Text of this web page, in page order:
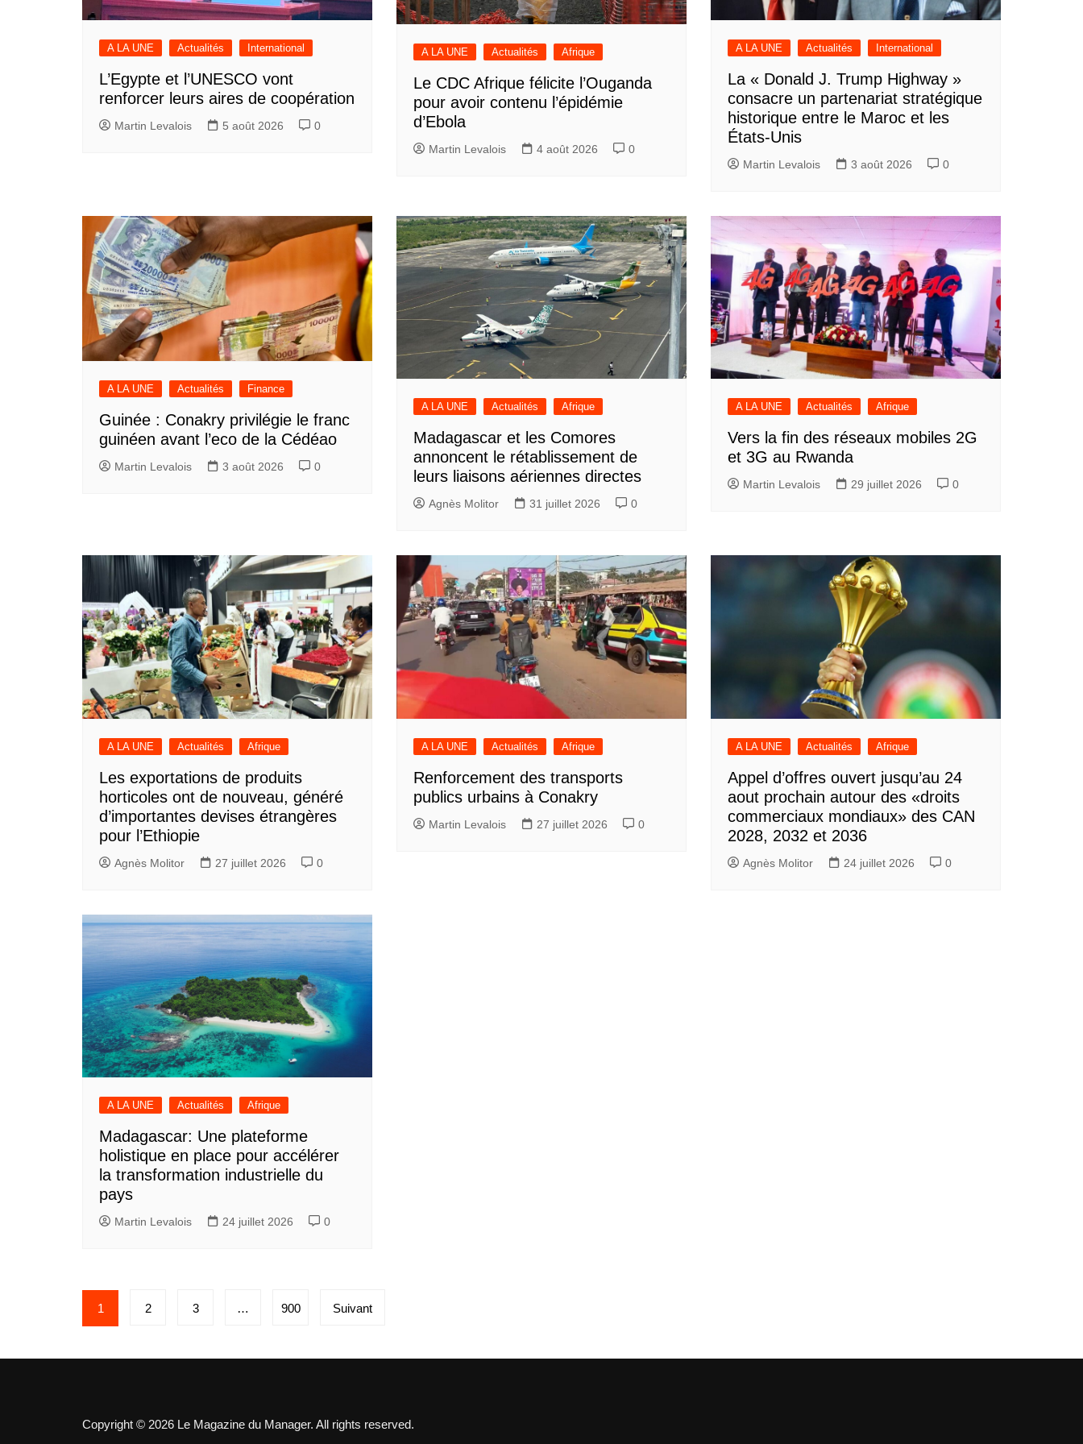
A LA UNE Actualités International
L’Egypte et l’UNESCO vont
renforcer leurs aires de coopération
Martin Levalois 5 août 2026 0
A LA UNE Actualités Afrique
Le CDC Afrique félicite l’Ouganda
pour avoir contenu l’épidémie
d’Ebola
Martin Levalois 4 août 2026 0
A LA UNE Actualités International
La « Donald J. Trump Highway »
consacre un partenariat stratégique
historique entre le Maroc et les
États-Unis
Martin Levalois 3 août 2026 0
A LA UNE Actualités Finance
Guinée : Conakry privilégie le franc
guinéen avant l’eco de la Cédéao
Martin Levalois 3 août 2026 0
A LA UNE Actualités Afrique
Madagascar et les Comores
annoncent le rétablissement de
leurs liaisons aériennes directes
Agnès Molitor 31 juillet 2026 0
A LA UNE Actualités Afrique
Vers la fin des réseaux mobiles 2G
et 3G au Rwanda
Martin Levalois 29 juillet 2026 0
A LA UNE Actualités Afrique
Les exportations de produits
horticoles ont de nouveau, généré
d’importantes devises étrangères
pour l’Ethiopie
Agnès Molitor 27 juillet 2026 0
A LA UNE Actualités Afrique
Renforcement des transports
publics urbains à Conakry
Martin Levalois 27 juillet 2026 0
A LA UNE Actualités Afrique
Appel d’offres ouvert jusqu’au 24
aout prochain autour des «droits
commerciaux mondiaux» des CAN
2028, 2032 et 2036
Agnès Molitor 24 juillet 2026 0
A LA UNE Actualités Afrique
Madagascar: Une plateforme
holistique en place pour accélérer
la transformation industrielle du
pays
Martin Levalois 24 juillet 2026 0
Pagination
des
publications
1 2 3 … 900 Suivant
Copyright © 2026 Le Magazine du Manager. All rights reserved.